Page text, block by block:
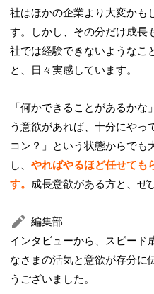
社はほかの企業より大変かも
す。しかし、その分だけ成長
社では経験できないようなこ
と、日々実感しています。
「何かできることがあるか
う意欲があれば、十分にやっ
コン？」という状態からでも
し、やればやるほど任せても
す。 成長意欲がある方と、ぜ
編集部
インタビューから、スピード
なさまの活気と意欲が存分に
うございました。